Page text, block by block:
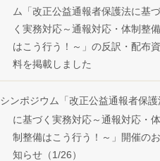
ム「改正公益通報者保護法に基づ
く実務対応～通報対応・体制整備
はこう行う！～」の反訳・配布資
料を掲載しました
シンポジウム「改正公益通報者保護
に基づく実務対応～通報対応・体
制整備はこう行う！～」開催のお
知らせ（1/26）